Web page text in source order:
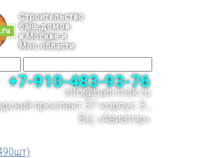
Строительство
бань,домов
в Москве и
Мос.области
+7-910-483-93-76
info@bani-msk.ru
проспект 37 корпус 3 ,
БЦ «Авиатор»